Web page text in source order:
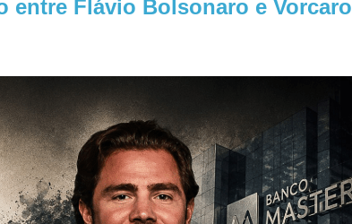
entre Flávio Bolsonaro e Vorcaro